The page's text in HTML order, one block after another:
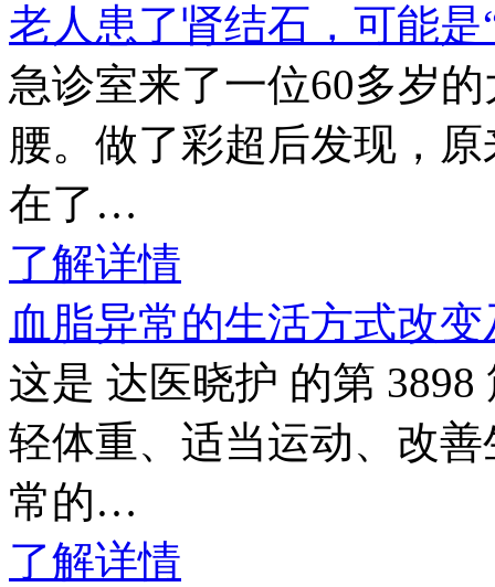
老人患了肾结石，可能
急诊室来了一位60多岁
腰。做了彩超后发现，
在了…
了解详情
血脂异常的生活方式改
这是 达医晓护 的第
轻体重、适当运动、改
常的…
了解详情